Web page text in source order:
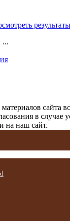
результаты
...
сайта
в случае
на наш сайт.